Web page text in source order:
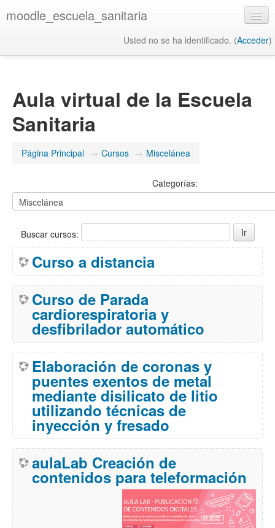
moodle_escuela_sanitaria
Usted no se ha identificado. (Acceder)
Aula virtual de la Escuela
Sanitaria
Página Principal → Cursos → Miscelánea
Categorías:
Buscar cursos:
Curso a distancia
Curso de Parada
cardiorespiratoria y
desfibrilador automático
Elaboración de coronas y
puentes exentos de metal
mediante disilicato de litio
utilizando técnicas de
inyección y fresado
aulaLab Creación de
contenidos para teleformación